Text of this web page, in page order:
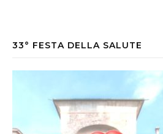
33° FESTA DELLA SALUTE